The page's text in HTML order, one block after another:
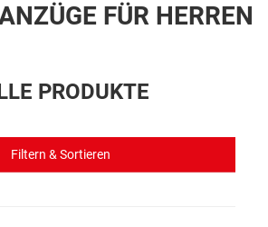
FÜR HERREN
PRODUKTE
Filtern & Sortieren